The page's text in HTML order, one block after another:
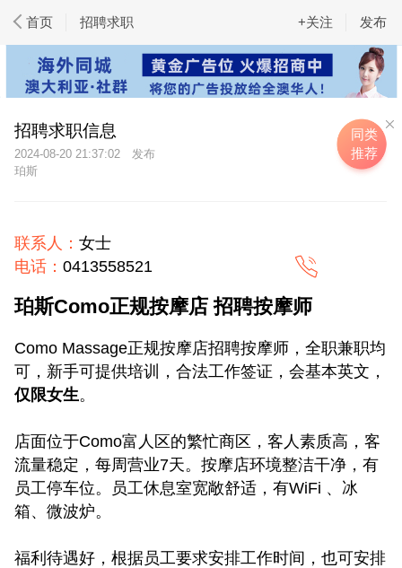
首页 招聘求职 发布
+关注
招聘求职信息
2024-08-20 21:37:02
珀斯
联系人： 女士
电话： 0413558521
珀斯Como正规按摩店 招聘按摩师
Como Massage正规按摩店招聘按摩师，全职兼职均
可，新手可提供培训，合法工作签证，会基本英文，
仅限女生。
店面位于Como富人区的繁忙商区，客人素质高，客
流量稳定，每周营业7天。按摩店环境整洁干净，有
员工停车位。员工休息室宽敞舒适，有WiFi 、冰
箱、微波炉。
福利待遇好，根据员工要求安排工作时间，也可安排
同类
推荐